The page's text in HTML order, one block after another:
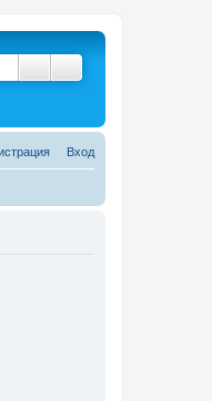
ПоискРасширенный
Вход
страция